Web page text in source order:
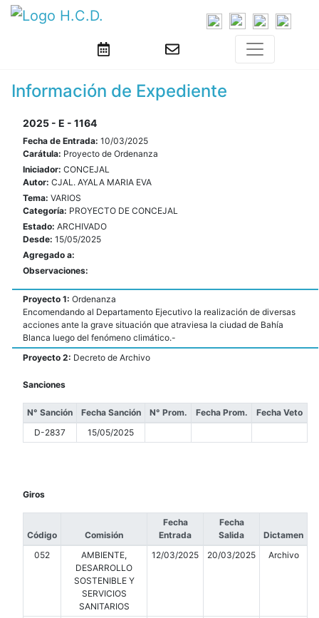
Información de Expediente
2025 - E - 1164
Fecha de Entrada: 10/03/2025
Carátula: Proyecto de Ordenanza
Iniciador: CONCEJAL
Autor: CJAL. AYALA MARIA EVA
Tema: VARIOS
Categoría: PROYECTO DE CONCEJAL
Estado: ARCHIVADO
Desde: 15/05/2025
Agregado a:
Observaciones:
Proyecto 1: Ordenanza
Encomendando al Departamento Ejecutivo la realización de diversas
acciones ante la grave situación que atraviesa la ciudad de Bahía
Blanca luego del fenómeno climático.-
Proyecto 2: Decreto de Archivo
Sanciones
N° Sanción Fecha Sanción N° Prom. Fecha Prom.
Fecha Veto
D-2837
15/05/2025
Giros
Código Comisión
Fecha
Entrada
Fecha
Salida
Dictamen
052
AMBIENTE,
DESARROLLO
SOSTENIBLE Y
SERVICIOS
SANITARIOS
12/03/2025 20/03/2025 Archivo